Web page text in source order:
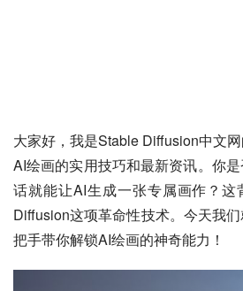
大家好，我是Stable Diffusion中文
AI绘画的实用技巧和最新资讯。你
话就能让AI生成一张专属画作？这
Diffusion这项革命性技术。今天我
把手带你解锁AI绘画的神奇能力！